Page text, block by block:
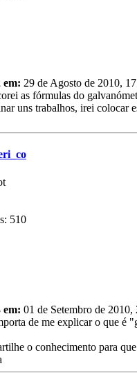
em: 29 de Agosto de 2010,
as fórmulas do
uns trabalhos, irei colocar
510
em: 01 de Setembro de 2010,
de me explicar o que é
o conhecimento para